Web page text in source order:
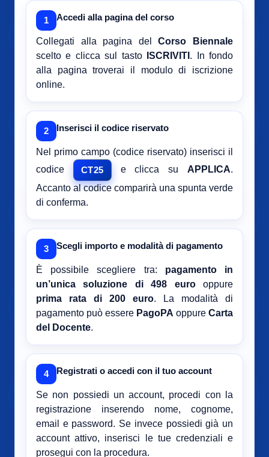
1 Accedi alla pagina del corso
Collegati alla pagina delCorso Biennale
scelto e clicca sul tasto
ISCRIVITI . In fondo
alla pagina troverai il modulo di iscrizione
online.
2 Inserisci il codice riservato
Nel primo campo (codice riservato) inserisci il
codice
CT25 e clicca suAPPLICA.
Accanto al codice comparirà una spunta verde
di conferma.
3 Scegli importo e modalità di pagamento
È possibile scegliere tra: pagamento in
un’unica soluzione di 498 eurooppure
prima rata di 200 euro. La modalità di
pagamento può essere PagoPA oppure Carta
del Docente.
4 Registrati o accedi con il tuo account
Se non possiedi un account, procedi con la
registrazione inserendo nome, cognome,
email e password. Se invece possiedi già un
account attivo, inserisci le tue credenziali e
prosegui con la procedura.